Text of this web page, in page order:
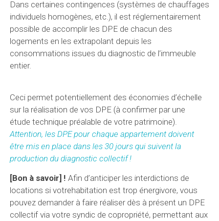
Dans certaines contingences (systèmes de chauffages
individuels homogènes, etc.), il est réglementairement
possible de accomplir les DPE de chacun des
logements en les extrapolant depuis les
consommations issues du diagnostic de l’immeuble
entier.
Ceci permet potentiellement des économies d’échelle
sur la réalisation de vos DPE (à confirmer par une
étude technique préalable de votre patrimoine).
Attention, les DPE pour chaque appartement doivent
être mis en place dans les 30 jours qui suivent la
production du diagnostic collectif !
[Bon à savoir] ! Afin d’anticiper les interdictions de
locations si votrehabitation est trop énergivore, vous
pouvez demander à faire réaliser dès à présent un DPE
collectif via votre syndic de copropriété, permettant aux